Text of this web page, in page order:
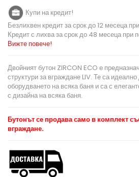
Купи на кредит!
Безлихвен кредит за срок до 12 месеца
Кредит с лихва за срок до 48 месеца при
Вижте повече!
Двойният бутон ZIRCON ECO е
структури за вграждане LIV. Те са
оборудването на всяка баня и са с
с дизайна на всяка баня.
Бутонътсе продава само в комплект
вграждане.